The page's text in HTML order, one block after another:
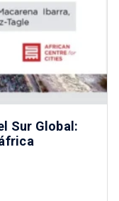
Sur Global: